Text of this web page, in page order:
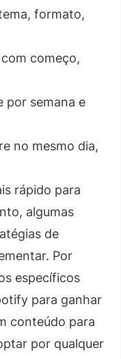
formato,
começo,
por semana e
no mesmo dia,
rápido para
algumas
de
Por
específicos
para ganhar
conteúdo para
por qualquer